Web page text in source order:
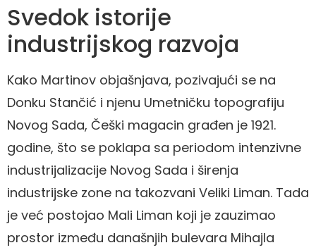
Svedok istorije
industrijskog razvoja
Kako Martinov objašnjava, pozivajući se na
Donku Stančić i njenu Umetničku topografiju
Novog Sada, Češki magacin građen je 1921.
godine, što se poklapa sa periodom intenzivne
industrijalizacije Novog Sada i širenja
industrijske zone na takozvani Veliki Liman. Tada
je već postojao Mali Liman koji je zauzimao
prostor između današnjih bulevara Mihajla